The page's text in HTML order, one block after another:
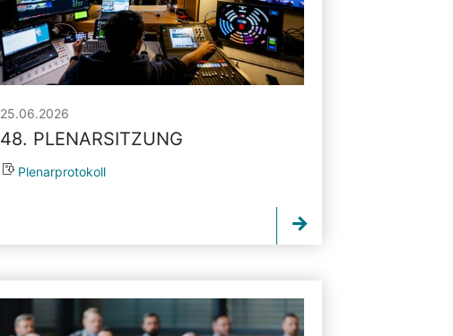
25.06.2026
48. PLENARSITZUNG
Plenarprotokoll